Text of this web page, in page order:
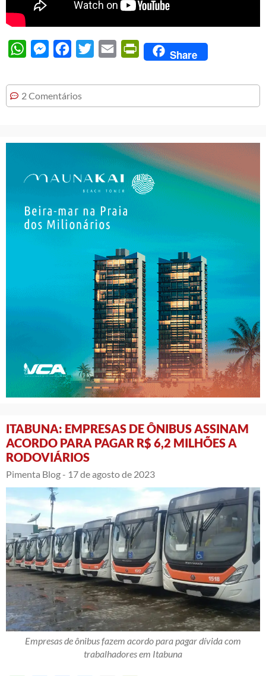
WhatsAppMessengerFacebook
Twitter Email PrintFriendly
Share
2 Comentários
ITABUNA: EMPRESAS DE ÔNIBUS ASSINAM
ACORDO PARA PAGAR R$ 6,2 MILHÕES A
RODOVIÁRIOS
Pimenta Blog - 17 de agosto de 2023
Empresas de ônibus fazem acordo para pagar dívida com
trabalhadores em Itabuna